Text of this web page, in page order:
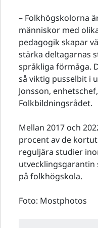
– Folkhögskolorna
människor med
pedagogik skapar
stärka deltagarnas
språkliga förmåga.
så viktig pusselbit i
Jonsson,
Folkbildningsrådet.
Mellan 2017 och
procent av de
reguljära studier
utvecklingsgarantin
på folkhögskola.
Foto: Mostphotos